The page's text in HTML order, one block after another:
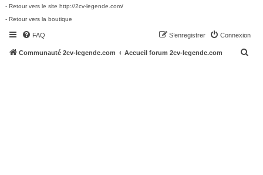
- Retour vers le site http://2cv-legende.com/
- Retour vers la boutique
FAQ Connexion
S’enregistrer
Communauté 2cv-legende.com Accueil forum 2cv-legende.com